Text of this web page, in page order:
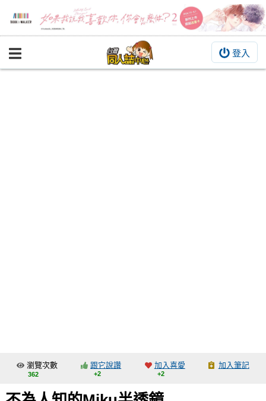
登入
BOOKY書集倉庫
交流中心
攤位轉讓區
瀏覽次數
362
跟它說讚
+2
加入喜愛
+2
加入筆記